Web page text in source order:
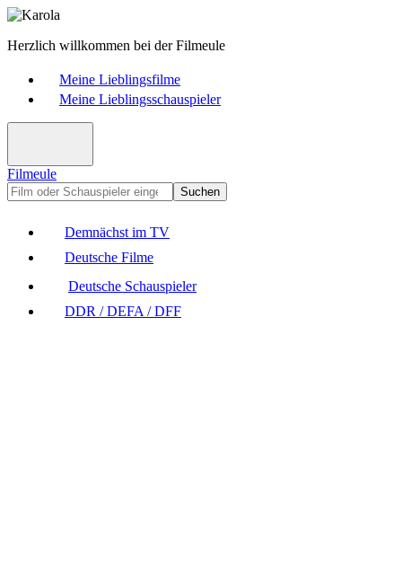
Herzlich willkommen bei der Filmeule
Meine Lieblingsfilme
Meine Lieblingsschauspieler
Filmeule
Suchen
Demnächst im TV
Deutsche Filme
Deutsche Schauspieler
DDR / DEFA / DFF